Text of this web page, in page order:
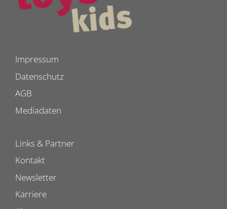
Impressum
Datenschutz
AGB
Mediadaten
Links & Partner
Kontakt
Newsletter
Karriere